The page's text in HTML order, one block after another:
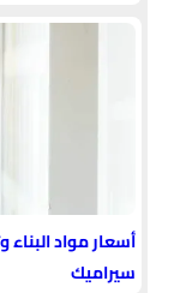
أسعار مواد
سيراميك